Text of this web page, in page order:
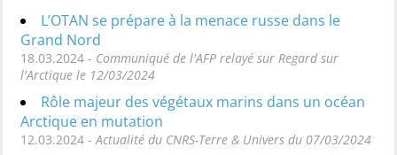
L’OTAN se prépare à la menace russe dans le
Grand Nord
18.03.2024 - Communiqué de l'AFP relayé sur Regard sur
l'Arctique le 12/03/2024
Rôle majeur des végétaux marins dans un océan
Arctique en mutation
12.03.2024 - Actualité du CNRS-Terre & Univers du 07/03/2024